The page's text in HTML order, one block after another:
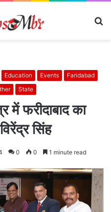
Education Events
Faridabad
State
में फरीदाबाद का
सिंह
0 0 1 minute read